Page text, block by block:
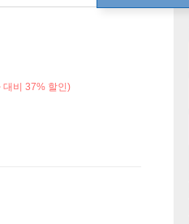
대비 37% 할인)